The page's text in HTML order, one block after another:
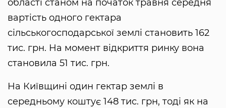
області станом на початок травня середня
вартість одного гектара
сільськогосподарської землі становить 162
тис. грн. На момент відкриття ринку вона
становила 51 тис. грн.
На Київщині один гектар землі в
середньому коштує 148 тис. грн, тоді як на